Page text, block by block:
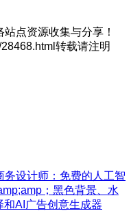
点资源收集与分享！
转载请注明
务设计师：免费的人工智
；黑色背景、水
AI广告创意生成器